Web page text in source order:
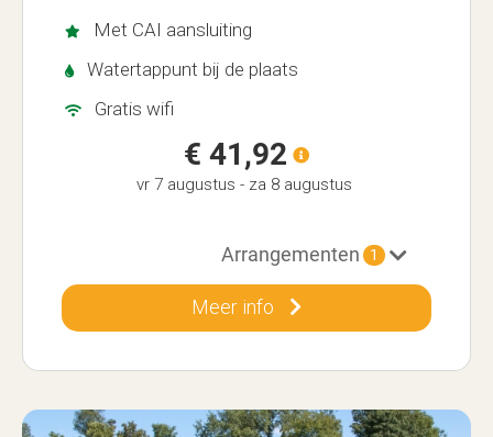
Met CAI aansluiting
Watertappunt bij de plaats
Gratis wifi
€ 41,92
vr 7 augustus - za 8 augustus
Arrangementen 1
Meer info